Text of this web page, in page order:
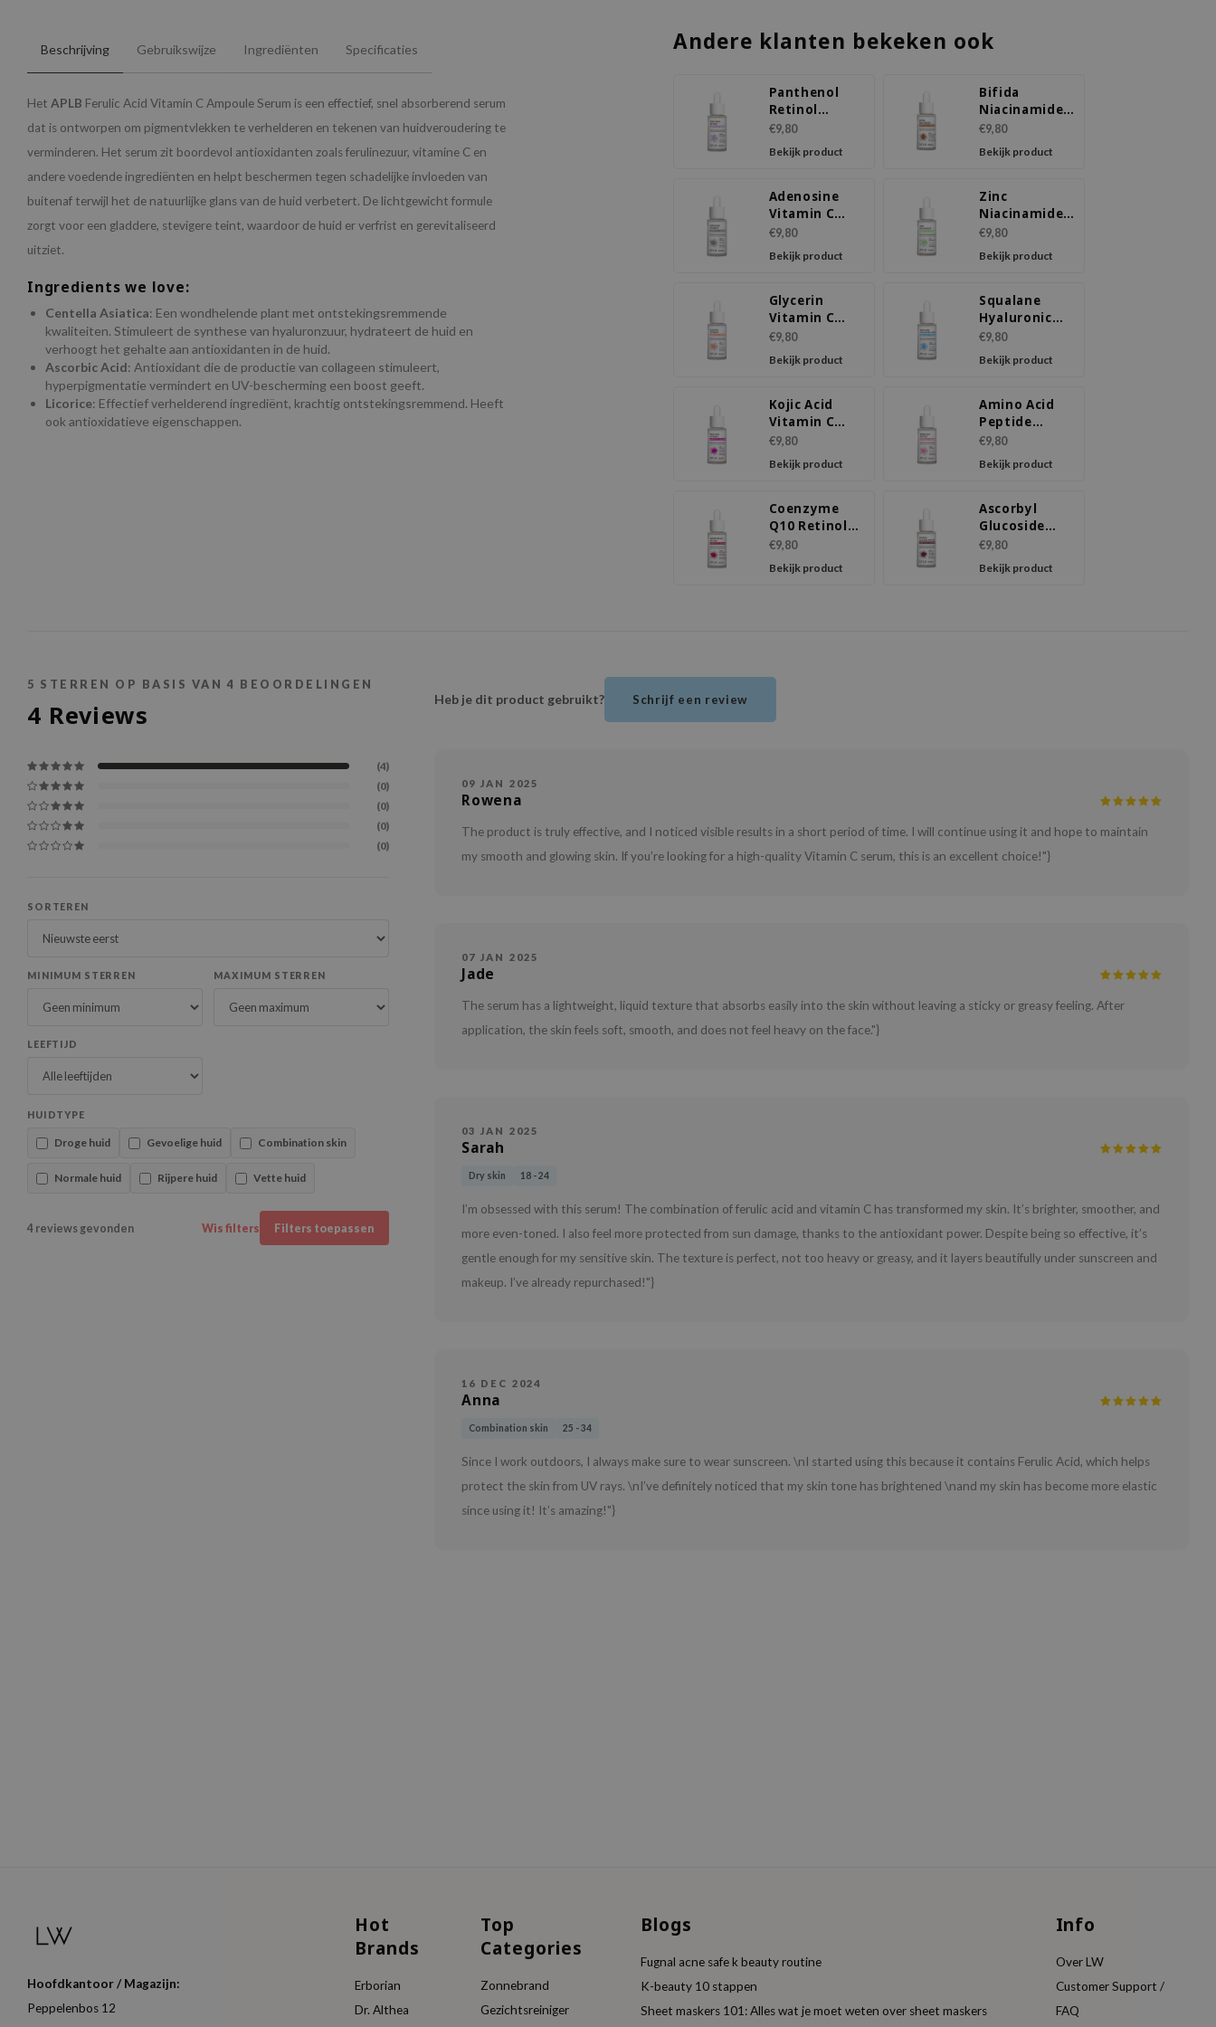
Beschrijving Gebruikswijze Ingrediënten Specificaties
Het APLB Ferulic Acid Vitamin C Ampoule Serum is een effectief, snel absorberend serum
dat is ontworpen om pigmentvlekken te verhelderen en tekenen van huidveroudering te
verminderen. Het serum zit boordevol antioxidanten zoals ferulinezuur, vitamine C en
andere voedende ingrediënten en helpt beschermen tegen schadelijke invloeden van
buitenaf terwijl het de natuurlijke glans van de huid verbetert. De lichtgewicht formule
zorgt voor een gladdere, stevigere teint, waardoor de huid er verfrist en gerevitaliseerd
uitziet.
Ingredients we love:
Centella Asiatica: Een wondhelende plant met ontstekingsremmende
kwaliteiten. Stimuleert de synthese van hyaluronzuur, hydrateert de huid en
verhoogt het gehalte aan antioxidanten in de huid.
Ascorbic Acid: Antioxidant die de productie van collageen stimuleert,
hyperpigmentatie vermindert en UV-bescherming een boost geeft.
Licorice: Effectief verhelderend ingrediënt, krachtig ontstekingsremmend. Heeft
ook antioxidatieve eigenschappen.
Andere klanten bekeken ook
Panthenol
Retinol
Ampoule
Serum
€9,80
Bekijk product
Bifida
Niacinamide
Ampoule
Serum
€9,80
Bekijk product
Adenosine
Vitamin C
Ampoule
Serum
€9,80
Bekijk product
Zinc
Niacinamide
Ampoule
Serum
€9,80
Bekijk product
Glycerin
Vitamin C
Ampoule
Serum
€9,80
Bekijk product
Squalane
Hyaluronic
Acid Ampoule
Serum
€9,80
Bekijk product
Kojic Acid
Vitamin C
Ampoule
Serum
€9,80
Bekijk product
Amino Acid
Peptide
Ampoule
Serum
€9,80
Bekijk product
Coenzyme
Q10 Retinol
Ampoule
Serum
€9,80
Bekijk product
Ascorbyl
Glucoside
Peptide
Ampoule
Serum
€9,80
Bekijk product
5 STERREN OP BASIS VAN 4 BEOORDELINGEN
4 Reviews
(4)
(0)
(0)
(0)
(0)
SORTEREN
MINIMUM STERREN MAXIMUM STERREN
LEEFTIJD
HUIDTYPE
Droge huid Gevoelige huid Combination skin
Normale huid Rijpere huid Vette huid
4 reviews gevonden Wis filters Filters toepassen
Heb je dit product gebruikt? Schrijf een review
09 JAN 2025
Rowena
The product is truly effective, and I noticed visible results in a short period of time. I will continue using it and hope to maintain
my smooth and glowing skin. If you’re looking for a high-quality Vitamin C serum, this is an excellent choice!"}
07 JAN 2025
Jade
The serum has a lightweight, liquid texture that absorbs easily into the skin without leaving a sticky or greasy feeling. After
application, the skin feels soft, smooth, and does not feel heavy on the face."}
03 JAN 2025
Sarah
Dry skin 18 - 24
I’m obsessed with this serum! The combination of ferulic acid and vitamin C has transformed my skin. It’s brighter, smoother, and
more even-toned. I also feel more protected from sun damage, thanks to the antioxidant power. Despite being so effective, it’s
gentle enough for my sensitive skin. The texture is perfect, not too heavy or greasy, and it layers beautifully under sunscreen and
makeup. I’ve already repurchased!"}
16 DEC 2024
Anna
Combination skin 25 - 34
Since I work outdoors, I always make sure to wear sunscreen. \nI started using this because it contains Ferulic Acid, which helps
protect the skin from UV rays. \nI’ve definitely noticed that my skin tone has brightened \nand my skin has become more elastic
since using it! It’s amazing!"}
Hoofdkantoor / Magazijn:
Peppelenbos 12
Hot
Brands
Erborian
Dr. Althea
Top
Categories
Zonnebrand
Gezichtsreiniger
Blogs
Fugnal acne safe k beauty routine
K-beauty 10 stappen
Sheet maskers 101: Alles wat je moet weten over sheet maskers
Info
Over LW
Customer Support /
FAQ